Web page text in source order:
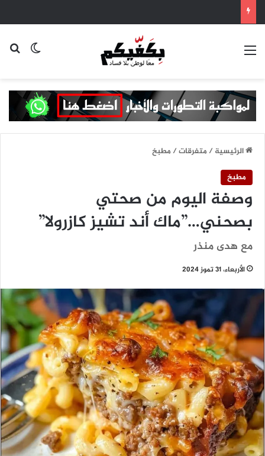
القائمة
الرئيسية/متفرقات/مطبخ
مطبخ
وصفة اليوم من صحتي
بصحني…”ماك أند تشيز كازرولا”
مع هدى منذر
الأربعاء، 31 تموز 2024